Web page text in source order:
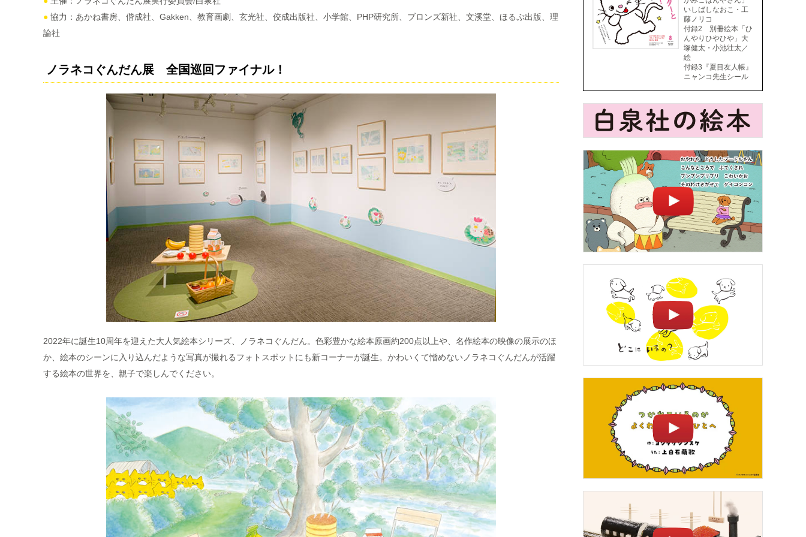
● 協力：あかね書房、偕成社、Gakken、教育画劇、⽞光社、佼成出版社、⼩学館、PHP研究所、ブロンズ新社、⽂溪堂、ほるぷ出版、理
論社
ノラネコぐんだん展 全国巡回ファイナル！
2022年に誕生10周年を迎えた大人気絵本シリーズ、ノラネコぐんだん。色彩豊かな絵本原画約200点以上や、名作絵本の映像の展示のほ
か、絵本のシーンに入り込んだような写真が撮れるフォトスポットにも新コーナーが誕生。かわいくて憎めないノラネコぐんだんが活躍
する絵本の世界を、親子で楽しんでください。
いしばしなおこ・工
藤ノリコ
付録2 別冊絵本「ひ
んやりひやひや」大
塚健太・小池壮太／
絵
付録3『夏目友人帳』
ニャンコ先生シール